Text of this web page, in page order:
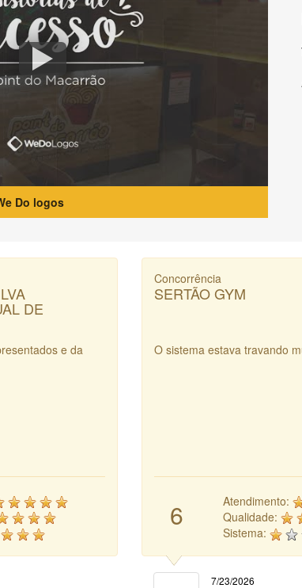
Do logos
DE
e da
Concorrência
SERTÃO GYM
O sistema estava travando
6
Atendimento:
Qualidade:
Sistema:
7/23/2026